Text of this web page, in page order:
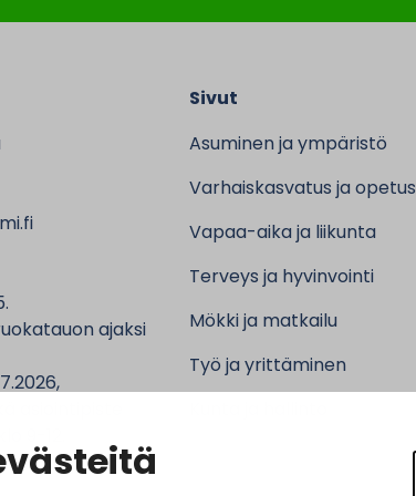
ajaksi
Sivut
Asuminen ja ympäristö
Varhaiskasvatus ja opetus
Vapaa-aika ja liikunta
Terveys ja hyvinvointi
Mökki ja matkailu
Työ ja yrittäminen